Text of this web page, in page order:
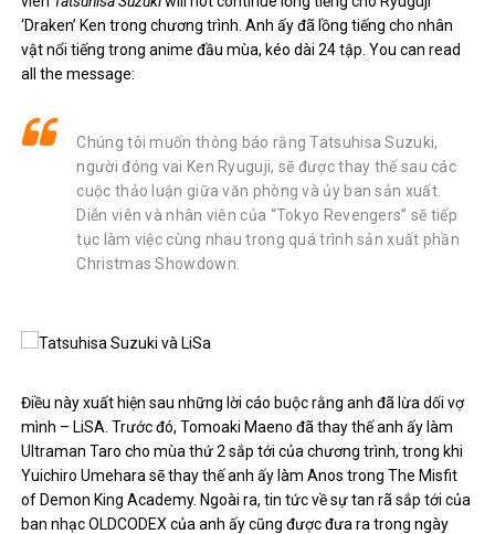
‘Draken’ Ken trong chương trình. Anh ấy đã lồng tiếng cho nhân
vật nổi tiếng trong anime đầu mùa, kéo dài 24 tập. You can read
all the message:
Chúng tôi muốn thông báo rằng Tatsuhisa Suzuki,
người đóng vai Ken Ryuguji, sẽ được thay thế sau các
cuộc thảo luận giữa văn phòng và ủy ban sản xuất.
Diễn viên và nhân viên của “Tokyo Revengers” sẽ tiếp
tục làm việc cùng nhau trong quá trình sản xuất phần
Christmas Showdown.
Điều này xuất hiện sau những lời cáo buộc rằng anh đã lừa dối vợ
mình – LiSA. Trước đó, Tomoaki Maeno đã thay thế anh ấy làm
Ultraman Taro cho mùa thứ 2 sắp tới của chương trình, trong khi
Yuichiro Umehara sẽ thay thế anh ấy làm Anos trong The Misfit
of Demon King Academy. Ngoài ra, tin tức về sự tan rã sắp tới của
ban nhạc OLDCODEX của anh ấy cũng được đưa ra trong ngày